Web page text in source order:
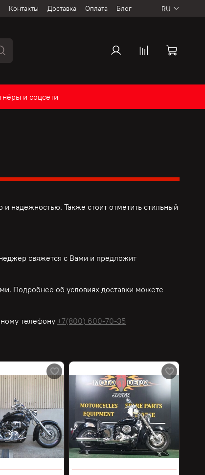
Контакты Доставка Оплата Блог RU
и соцсети
надежностью. Также стоит отметить стильный
свяжется с Вами и предложит
Подробнее об условиях доставки можете
телефону +7(800) 600-70-35